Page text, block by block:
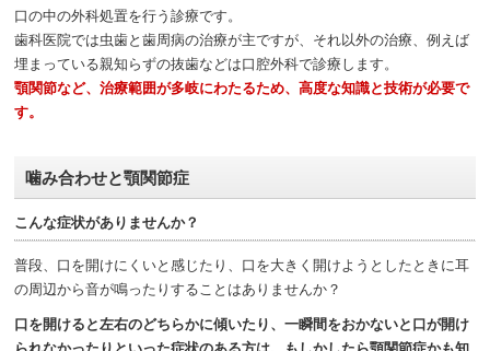
口の中の外科処置を行う診療です。
歯科医院では虫歯と歯周病の治療が主ですが、それ以外の治療、例えば
埋まっている親知らずの抜歯などは口腔外科で診療します。
顎関節など、治療範囲が多岐にわたるため、高度な知識と技術が必要で
す。
噛み合わせと顎関節症
こんな症状がありませんか？
普段、口を開けにくいと感じたり、口を大きく開けようとしたときに耳
の周辺から音が鳴ったりすることはありませんか？
口を開けると左右のどちらかに傾いたり、一瞬間をおかないと口が開け
られなかったりといった症状のある方は、もしかしたら顎関節症かも知